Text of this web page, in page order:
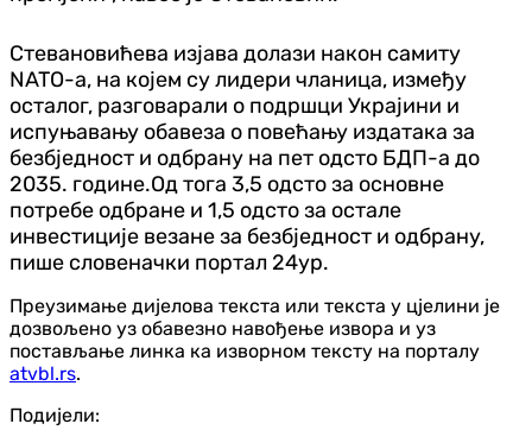
Стевановићева изјава долази након самиту
NATO-а, на којем су лидери чланица, између
осталог, разговарали о подршци Украјини и
испуњавању обавеза о повећању издатака за
безбједност и одбрану на пет одсто БДП-а до
2035. године.Од тога 3,5 одсто за основне
потребе одбране и 1,5 одсто за остале
инвестиције везане за безбједност и одбрану,
пише словеначки портал 24ур.
Преузимање дијелова текста или текста у цјелини је
дозвољено уз обавезно навођење извора и уз
постављање линка ка изворном тексту на порталу
atvbl.rs.
Подијели: